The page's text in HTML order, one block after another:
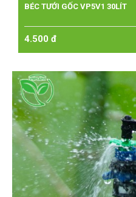
BÉC TƯỚI GỐC VP5V1 30LÍT
4.500 đ